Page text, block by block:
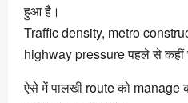
हुआ है।
Traffic density, metro
highway pressure पहले से कहीं
ऐसे में पालखी route को manage